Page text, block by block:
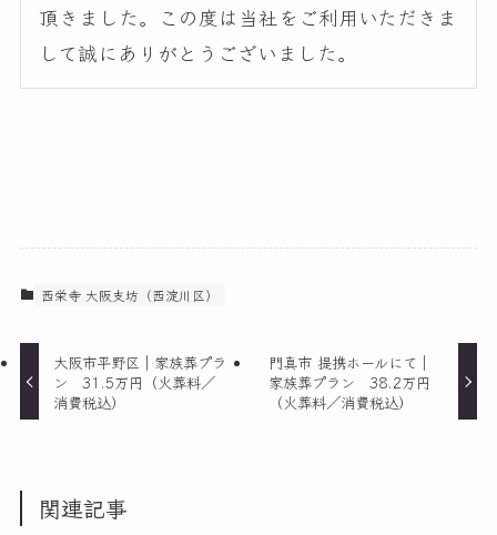
頂きました。この度は当社をご利用いただきま
して誠にありがとうございました。
西栄寺 大阪支坊（西淀川区）
大阪市平野区｜家族葬プラ
ン 31.5万円（火葬料／
消費税込）
門真市 提携ホールにて｜
家族葬プラン 38.2万円
（火葬料／消費税込）
関連記事